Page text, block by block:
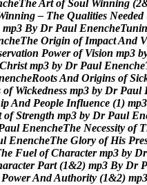
cheTheArt of Soul Winning (2
inning – The Qualities Needed
mp3 By Dr Paul EnencheTunin
cheThe Origin of ImpactAnd V
ervation Power of Vision mp3 b
Christ mp3 by Dr Paul Enenche
encheRootsAnd Origins of Sic
of Wickedness mp3 by Dr Paul
ipAnd People Influence (1) mp3
of Strength mp3 by Dr Paul En
aul EnencheThe Necessity of T
l EnencheThe Glory of His Pre
he Fuel of Character mp3 by Dr
aracter Part (1&2) mp3 By Dr P
PowerAndAuthority (1&2) mp3